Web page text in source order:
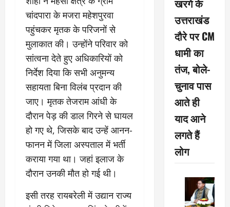
चांदपारा के मजरा महेशपुरवा
पहुंचकर मृतक के परिजनों से
मुलाकात की। उन्होंने परिवार को
सांत्वना देते हुए अधिकारियों को
निर्देश दिया कि सभी अनुमन्य
सहायता बिना विलंब प्रदान की
जाए। मृतक तेजराम आंधी के
दौरान पेड़ की डाल गिरने से घायल
हो गए थे, जिसके बाद उन्हें आनन-
फानन में जिला अस्पताल में भर्ती
कराया गया था। जहां इलाज के
दौरान उनकी मौत हो गई थी।
इसी तरह रायबरेली में उद्यान राज्य
उत्तराखंड
दौरे पर CM
धामी का
तंज, बोले-
चुनाव पास
आते ही
याद आने
लगते हैं
लोग